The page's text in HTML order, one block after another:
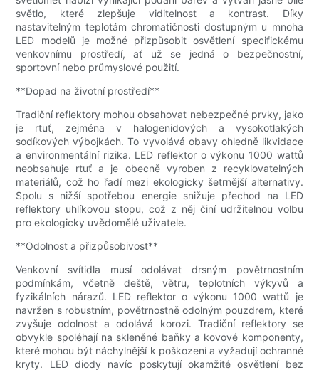
světlo, které zlepšuje viditelnost a kontrast. Díky
nastavitelným teplotám chromatičnosti dostupným u mnoha
LED modelů je možné přizpůsobit osvětlení specifickému
venkovnímu prostředí, ať už se jedná o bezpečnostní,
sportovní nebo průmyslové použití.
**Dopad na životní prostředí**
Tradiční reflektory mohou obsahovat nebezpečné prvky, jako
je rtuť, zejména v halogenidových a vysokotlakých
sodíkových výbojkách. To vyvolává obavy ohledně likvidace
a environmentální rizika. LED reflektor o výkonu 1000 wattů
neobsahuje rtuť a je obecně vyroben z recyklovatelných
materiálů, což ho řadí mezi ekologicky šetrnější alternativy.
Spolu s nižší spotřebou energie snižuje přechod na LED
reflektory uhlíkovou stopu, což z něj činí udržitelnou volbu
pro ekologicky uvědomělé uživatele.
**Odolnost a přizpůsobivost**
Venkovní svítidla musí odolávat drsným povětrnostním
podmínkám, včetně deště, větru, teplotních výkyvů a
fyzikálních nárazů. LED reflektor o výkonu 1000 wattů je
navržen s robustním, povětrnostně odolným pouzdrem, které
zvyšuje odolnost a odolává korozi. Tradiční reflektory se
obvykle spoléhají na skleněné baňky a kovové komponenty,
které mohou být náchylnější k poškození a vyžadují ochranné
kryty. LED diody navíc poskytují okamžité osvětlení bez